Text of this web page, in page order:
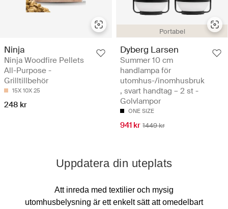
Ninja
Ninja Woodfire Pellets
All-Purpose -
Grilltillbehör
15X 10X 25
248 kr
Portabel
Dyberg Larsen
Summer 10 cm
handlampa för
utomhus-/inomhusbruk
, svart handtag – 2 st -
Golvlampor
ONE SIZE
941 kr 1449 kr
Uppdatera din uteplats
Att inreda med textilier och mysig
utomhusbelysning är ett enkelt sätt att omedelbart